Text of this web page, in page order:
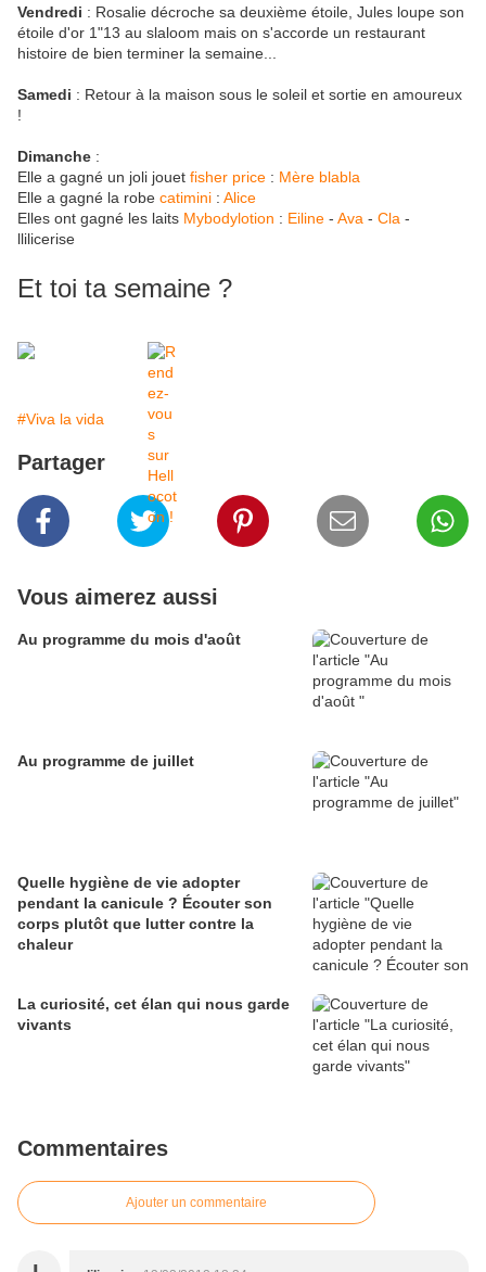
Vendredi : Rosalie décroche sa deuxième étoile, Jules loupe son
étoile d'or 1"13 au slaloom mais on s'accorde un restaurant
histoire de bien terminer la semaine...
Samedi : Retour à la maison sous le soleil et sortie en amoureux
!
Dimanche :
Elle a gagné un joli jouet fisher price : Mère blabla
Elle a gagné la robe catimini : Alice
Elles ont gagné les laits Mybodylotion : Eiline - Ava - Cla -
llilicerise
Et toi ta semaine ?
#Viva la vida
Partager
Vous aimerez aussi
Au programme du mois d'août
Au programme de juillet
Quelle hygiène de vie adopter
pendant la canicule ? Écouter son
corps plutôt que lutter contre la
chaleur
La curiosité, cet élan qui nous garde
vivants
Commentaires
Ajouter un commentaire